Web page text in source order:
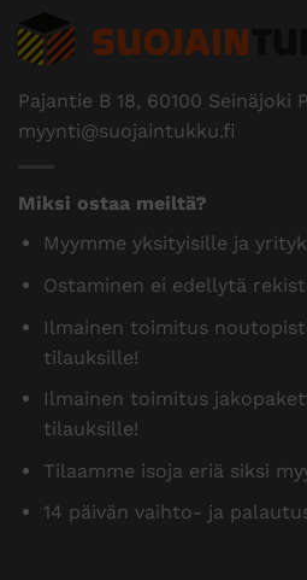
Pajantie B 18, 60100 Seinäjoki
myynti@suojaintukku.fi
Miksi ostaa meiltä?
Myymme yksityisille ja
Ostaminen ei edellytä
Ilmainen toimitus
tilauksille!
Ilmainen toimitus
tilauksille!
Tilaamme isoja eriä siksi
14 päivän vaihto- ja